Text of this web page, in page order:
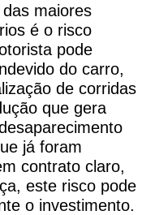
maiores
é o risco
pode
do carro,
de corridas
que gera
já foram
contrato claro,
este risco pode
o investimento.